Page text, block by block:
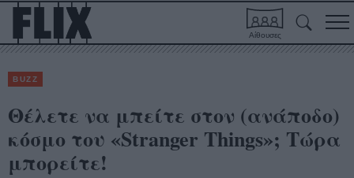
Αίθουσες
BUZZ
Θέλετε να μπείτε στον (ανάποδο)
κόσμο του «Stranger Things»; Τώρα
μπορείτε!